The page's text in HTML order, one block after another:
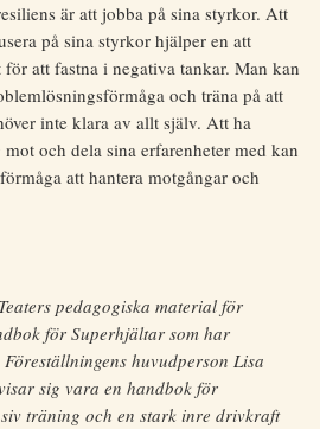
är att jobba på sina styrkor. Att
på sina styrkor hjälper en att
att fastna i negativa tankar. Man kan
och träna på att
inte klara av allt själv. Att ha
och dela sina erfarenheter med kan
att hantera motgångar och
pedagogiska material för
för Superhjältar som har
huvudperson Lisa
sig vara en handbok för
träning och en stark inre drivkraft